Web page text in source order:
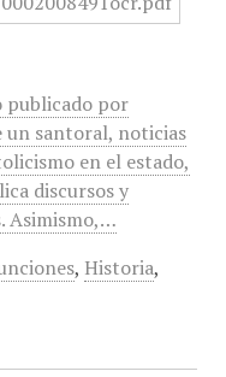
publicado por
un santoral, noticias
en el estado,
discursos y
Asimismo,…
, Historia,